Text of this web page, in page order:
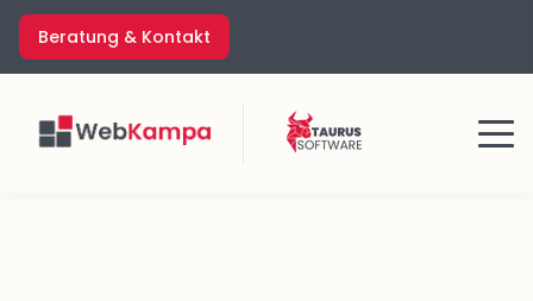
Zum
Inhalt
springen
Beratung & Kontakt
Menü